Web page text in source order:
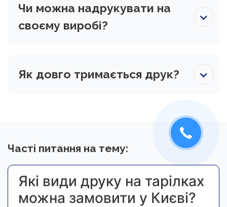
Чи можна надрукувати на
своєму виробі?
Як довго тримається друк?
Часті питання на тему:
Які види друку на тарілках
можна замовити у Києві?